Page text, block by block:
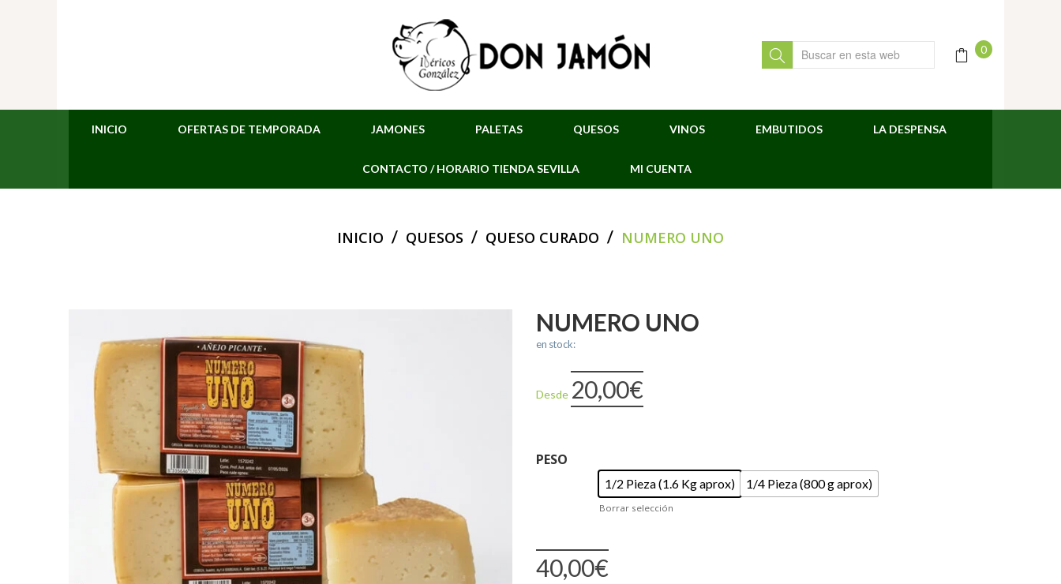
0
INICIO OFERTAS DE TEMPORADA JAMONES PALETAS QUESOS VINOS EMBUTIDOS LA DESPENSA
CONTACTO / HORARIO TIENDA SEVILLA MI CUENTA
INICIO / QUESOS / QUESO CURADO / NUMERO UNO
NUMERO UNO
en stock:
Desde 20,00€
PESO
1/2 Pieza (1.6 Kg aprox) 1/4 Pieza (800 g aprox)
Borrar selección
40,00€